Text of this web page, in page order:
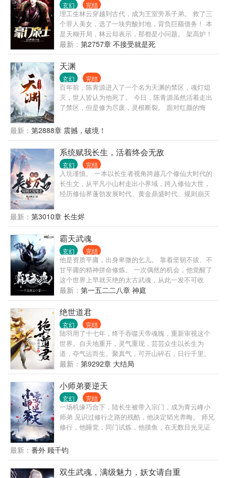
玄幻 完结
理工生林云穿越到古代，成为王室旁系子弟。 救了三
个罪人美女，选了一块穷酸封地，背负巨额债务！ 本
是天糊开局，林云却表示，那都是小问题。 架高炉！
开始炼钢！！！ 今天本穿越者就要让你们这些土着知
道，钢铁，到底是怎样炼成的！
最新： 第2757章 不接受就是死
天渊
玄幻 完结
百年前，陈青源进入了一个名为天渊的禁区，魂灯熄
灭，世人皆认为他死了。 今日，陈青源虽然活着走出
了禁区，但是修为尽废，灵根断裂。 面对红颜的悔
你两个选择：一，娶我;二......” 天渊内生活着一个红裙
姑娘，眸若星辰，声音轻柔。 “我选择二。” 没等红裙
姑娘说完话，陈青源毅然决然的做出了选择。 （主角
腹黑+无系统+幽默+传统玄幻+简介无力，请看正文）
最新： 第2888章 震撼，破境！
系统赋我长生，活着终会无敌
玄幻 完结
入坑谨慎。 一本以长生者视角跨越几个修仙大时代的
长生文，从平凡小山村走出小界域，跨入修仙大世，
经历修仙界蓬勃发展时代、黄金鼎盛时代、规则崩灭
到浩瀚无垠的修仙界，觉醒长生系统，竟然还送了一
头长生灵兽为伴。 我陈浔对打打杀杀没有兴趣，也不
想招惹任何人，只想带着老牛看遍世间繁华。 一个不
经意，他露出了腰间的三把开山斧，又一个不经意，
露出了那十六块腹肌。 他缓缓戴上了悍匪头套，露出
阴沉微笑：“我陈浔和老牛最讲道理。” 整个诸天万界
颤抖了，他套……套上了。 一个炼气期的火球术突然
被激发，像是被加成了数千上万倍，无尽业火燃尽天
穹，万灵寂灭…… “阁下虽然很强，但还不足以让我用
最新： 第3010章 长生烬
霸天武魂
玄幻 完结
他是资质平庸，出身卑微的乞儿。 靠着坚韧不拔、不
甘平庸的精神拼命修炼。 一次偶然的机会，他觉醒了
这个世界上早就灭绝的太古武魂，从此一发不可收
拾，犹如彗星般崛起，踏上了霸绝天下的修炼之路。
从人尽可欺的乞讨者开始，他步步生辉，步入这个宗
门林立、天才无数、万族争雄、人类英雄豪杰不断涌
现、浩瀚壮阔的混乱时代。 他要凭借霸天武魂，打造
属于自己的神话！
最新： 第一五二二八章 神庭
绝世道君
玄幻 完结
陆羽用了十七年，终于吞噬天帝魂魄，重新审视这个
世界。自天地重开，灵气重现，芸芸众生以长生为
道，夺气运而生。聚真气，可开山碎石，日行千里。
练法术，可呼风唤雨，腾云驾雾。虎啸山林，龙游浅
水。这一世，问鼎苍穹，猛虎下山，龙飞九天！
最新： 第9292章 大结局
小师弟要逆天
玄幻 完结
一场机缘巧合下，陆长生被带入宗门，成为青云峰小
师弟 见识过修行之路的残酷，他决定韬光养晦。 师兄
修行，他睡觉，同门试炼，他摸鱼，在无数目光见证
六。 直到有一天，他们突然发现自己的小师弟很逆
天！
最新： 番外 顾千钧
双生武魂，满级魅力，妖女请自重